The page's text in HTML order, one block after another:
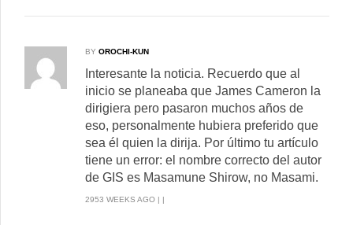
BY OROCHI-KUN
Interesante la noticia. Recuerdo que al
inicio se planeaba que James Cameron la
dirigiera pero pasaron muchos años de
eso, personalmente hubiera preferido que
sea él quien la dirija. Por último tu artículo
tiene un error: el nombre correcto del autor
de GIS es Masamune Shirow, no Masami.
2953 WEEKS AGO | |